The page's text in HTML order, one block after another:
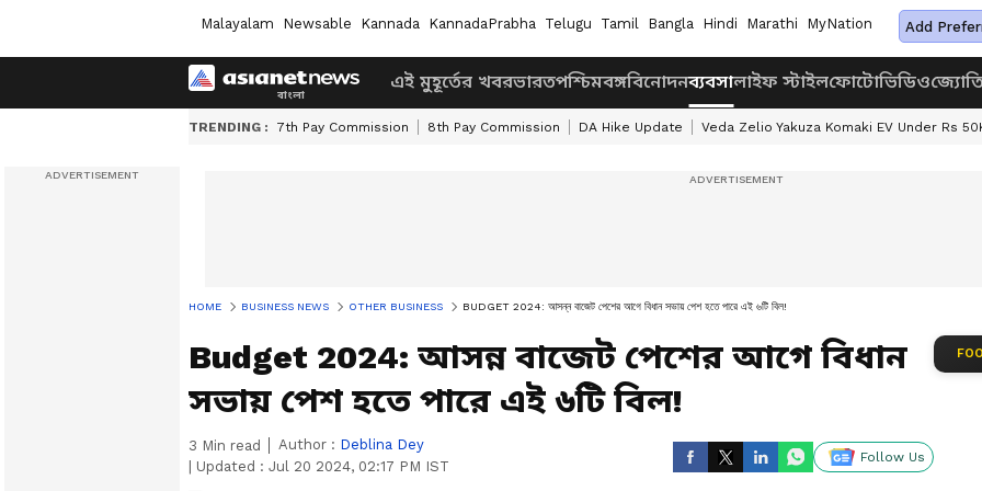
Malayalam Newsable Kannada KannadaPrabha Telugu Tamil Bangla Hindi Marathi MyNation Add
এই মুহূর্তের খবরভারতপশ্চিমবঙ্গবিনোদনব্যবসালাইফ স্টাইলফোটোভিডিও
TRENDING : 7th Pay Commission 8th Pay Commission DA Hike Update Veda Zelio Yakuza Komaki EV Under Rs
HOME BUSINESS NEWS OTHER BUSINESS BUDGET 2024: আসন্ন বাজেট পেশের আগে বিধান সভায় পেশ হতে পারে এই ৬টি বিল!
Budget 2024: আসন্ন বাজেট পেশের আগে বিধান
সভায় পেশ হতে পারে এই ৬টি বিল!
3 Min read Author : Deblina Dey
Updated : Jul 20 2024, 02:17 PM IST
Follow Us